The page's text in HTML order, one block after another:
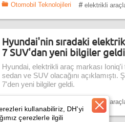
Otomobil Teknolojileri # elektrikli
Hyundai'nin sıradaki
7 SUV'dan yeni bilgiler geldi
Hyundai, elektrikli araç markası Ioniq'i
sedan ve SUV olacağını
7'den yeni bilgiler geldi.
elektrikli
kullanabiliriz, DH'yi
çerezlerle ilgili